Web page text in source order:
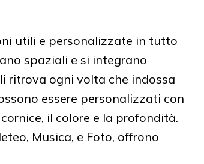
utili e personalizzate in tutto
spaziali e si integrano
ritrova ogni volta che indossa
essere personalizzati con
il colore e la profondità.
Musica, e Foto, offrono